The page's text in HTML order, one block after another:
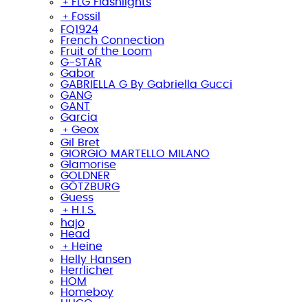
﹢ Fossil
FQ1924
French Connection
Fruit of the Loom
G-STAR
Gabor
GABRIELLA G By Gabriella Gucci
GANG
GANT
Garcia
﹢ Geox
Gil Bret
GIORGIO MARTELLO MILANO
Glamorise
GOLDNER
GÖTZBURG
Guess
﹢ H.I.S.
hajo
Head
﹢ Heine
Helly Hansen
Herrlicher
HOM
Homeboy